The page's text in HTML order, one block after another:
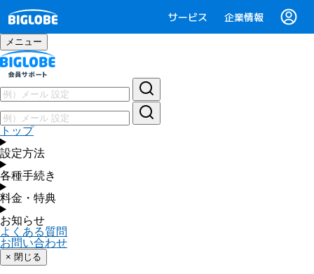
サービス 企業情報
メニュー
トップ
設定方法
各種手続き
料金・特典
お知らせ
よくある質問
お問い合わせ
× 閉じる